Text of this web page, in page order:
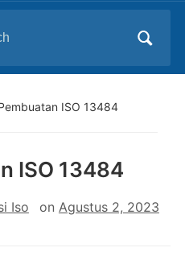
ISO 13484
ISO 13484
Iso on Agustus 2, 2023